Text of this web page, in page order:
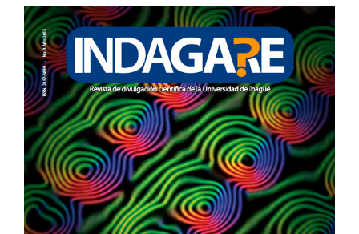
BARRA
LATERAL
DEL
ARTÍCULO